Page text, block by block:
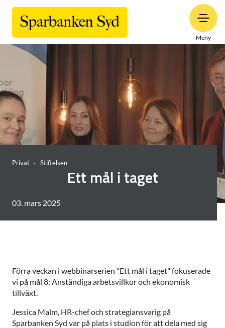
Meny
Privat Stiftelsen
Ett mål i taget
03. mars 2025
Förra veckan i webbinarserien "Ett mål i taget" fokuserade
vi på mål 8: Anständiga arbetsvillkor och ekonomisk
tillväxt.
Jessica Malm, HR-chef och strategiansvarig på
Sparbanken Syd var på plats i studion för att dela med sig